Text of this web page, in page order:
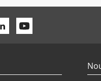
financiară